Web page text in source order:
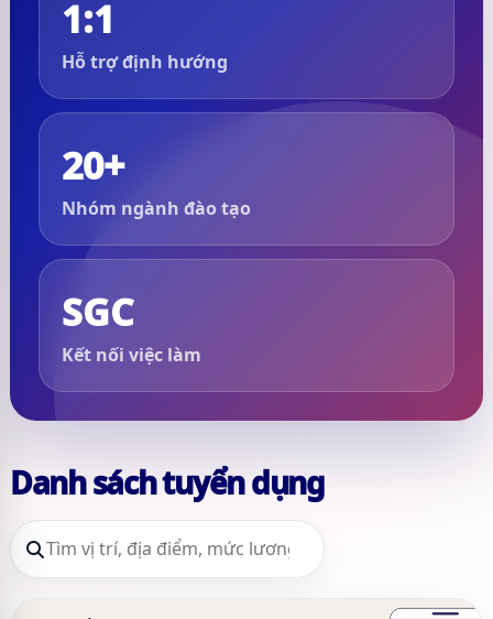
1:1
Hỗ trợ định hướng
20+
Nhóm ngành đào tạo
SGC
Kết nối việc làm
Danh sách tuyển dụng